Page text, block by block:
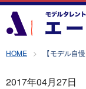
HOME 【モデル自
2017年04月27日